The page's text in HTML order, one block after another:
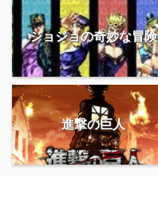
ジョジョの奇妙な冒険
進撃の巨人